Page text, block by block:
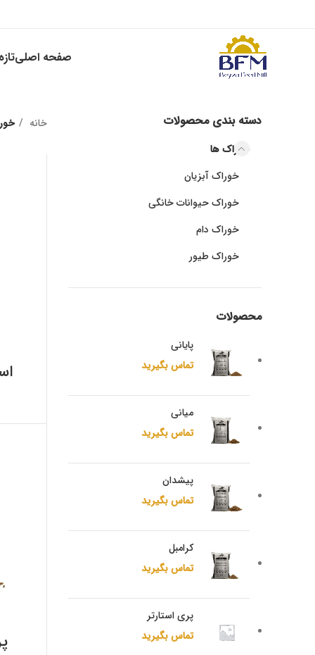
صفحه اصلی
دسته بندی محصولات
خوراک ها
خوراک آبزیان
خوراک حیوانات خانگی
خوراک دام
خوراک طیور
محصولات
پایانی
تماس بگیرید
میانی
تماس بگیرید
پیشدان
تماس بگیرید
کرامبل
تماس بگیرید
پری استارتر
تماس بگیرید
خانه